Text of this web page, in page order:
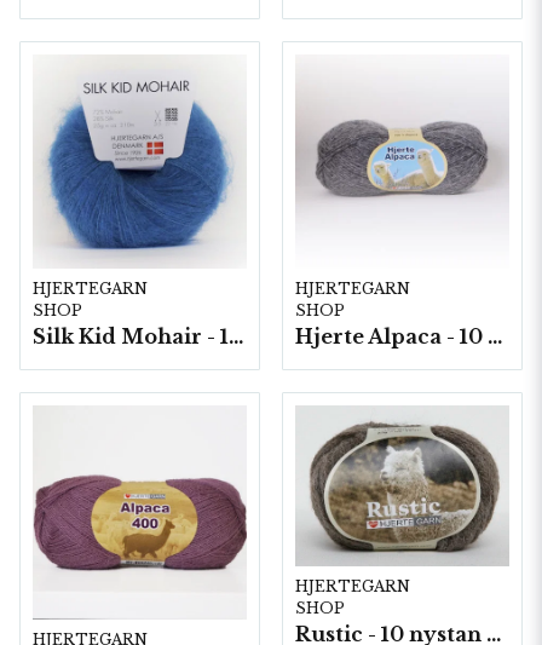
HJERTEGARN
SHOP
Silk Kid Mohair - 10 nystan á 25g./fp.
HJERTEGARN
SHOP
Hjerte Alpaca - 10 nystan á 50g./fp.
HJERTEGARN
HJERTEGARN
SHOP
Rustic - 10 nystan a25g./fp.